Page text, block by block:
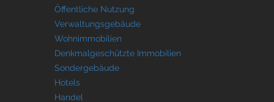
Öffentliche Nutzung
Verwaltungsgebäude
Wohnimmobilien
Denkmalgeschützte Immobilien
Sondergebäude
Hotels
Handel